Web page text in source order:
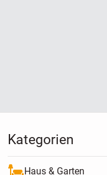
Kategorien
Haus & Garten